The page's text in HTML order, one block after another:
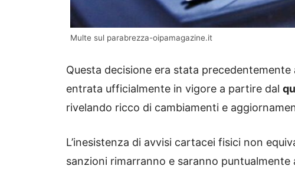
Multe sul parabrezza-oipamagazine.it
Questa decisione era stata
entrata ufficialmente in vigore a partire dal
rivelando ricco di cambiamenti e
L’inesistenza di avvisi cartacei fisici non
sanzioni rimarranno e saranno puntualmente